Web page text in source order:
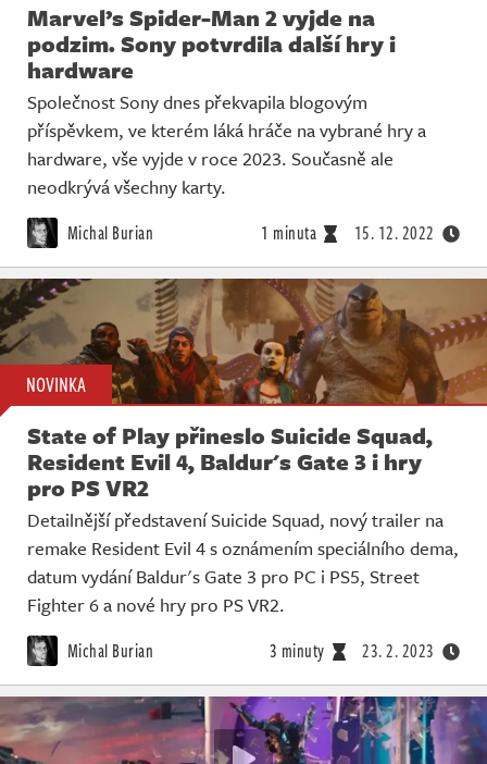
Marvel’s Spider-Man 2 vyjde na
podzim. Sony potvrdila další hry i
hardware
Společnost Sony dnes překvapila blogovým
příspěvkem, ve kterém láká hráče na vybrané hry a
hardware, vše vyjde v roce 2023. Současně ale
neodkrývá všechny karty.
Michal Burian 1 minuta 15. 12. 2022
NOVINKA
State of Play přineslo Suicide Squad,
Resident Evil 4, Baldur's Gate 3 i hry
pro PS VR2
Detailnější představení Suicide Squad, nový trailer na
remake Resident Evil 4 s oznámením speciálního dema,
datum vydání Baldur's Gate 3 pro PC i PS5, Street
Fighter 6 a nové hry pro PS VR2.
Michal Burian 3 minuty 23. 2. 2023